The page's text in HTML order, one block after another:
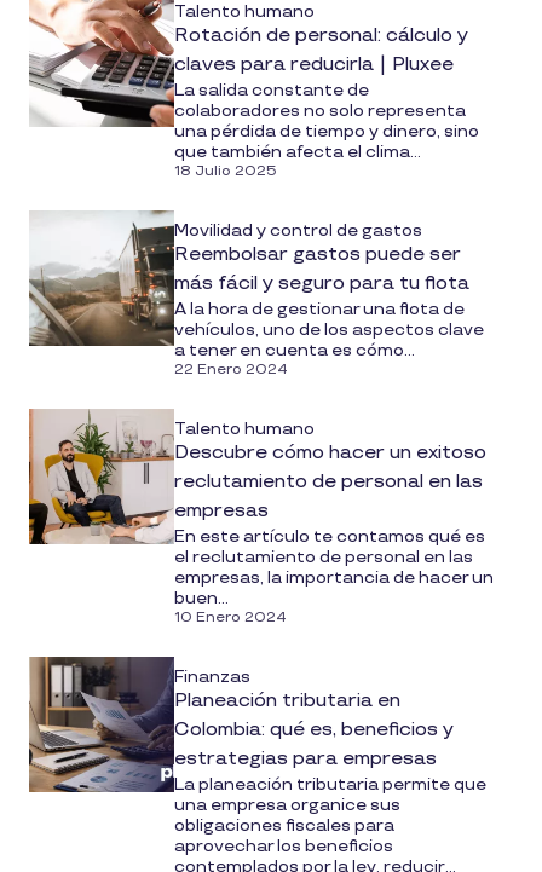
Talento humano
Rotación de personal: cálculo y
claves para reducirla | Pluxee
La salida constante de
colaboradores no solo representa
una pérdida de tiempo y dinero, sino
que también afecta el clima...
18 Julio 2025
Movilidad y control de gastos
Reembolsar gastos puede ser
más fácil y seguro para tu flota
A la hora de gestionar una flota de
vehículos, uno de los aspectos clave
a tener en cuenta es cómo...
22 Enero 2024
Talento humano
Descubre cómo hacer un exitoso
reclutamiento de personal en las
empresas
En este artículo te contamos qué es
el reclutamiento de personal en las
empresas, la importancia de hacer un
buen...
10 Enero 2024
Finanzas
Planeación tributaria en
Colombia: qué es, beneficios y
estrategias para empresas
La planeación tributaria permite que
una empresa organice sus
obligaciones fiscales para
aprovechar los beneficios
contemplados por la ley, reducir...